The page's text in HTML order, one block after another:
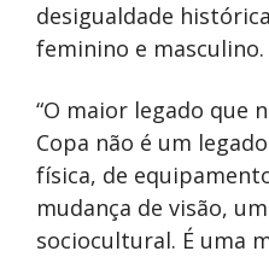
desigualdade
feminino e masculino.
“O maior legado que
Copa não é um
física, de
mudança de visão,
sociocultural. É uma